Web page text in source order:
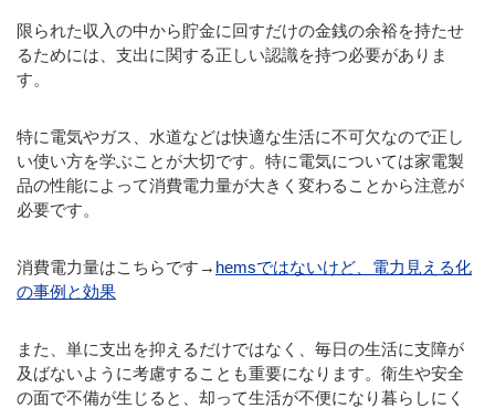
限られた収入の中から貯金に回すだけの金銭の余裕を持たせ
るためには、支出に関する正しい認識を持つ必要がありま
す。
特に電気やガス、水道などは快適な生活に不可欠なので正し
い使い方を学ぶことが大切です。特に電気については家電製
品の性能によって消費電力量が大きく変わることから注意が
必要です。
消費電力量はこちらです→ hemsではないけど、電力見える化
の事例と効果
また、単に支出を抑えるだけではなく、毎日の生活に支障が
及ばないように考慮することも重要になります。衛生や安全
の面で不備が生じると、却って生活が不便になり暮らしにく